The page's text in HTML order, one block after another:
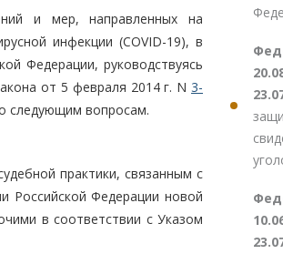
и мер, направленных на
инфекции (COVID-19), в
Федерации, руководствуясь
от 5 февраля 2014 г. N 3-
следующим вопросам.
практики, связанным с
Российской Федерации новой
в соответствии с Указом